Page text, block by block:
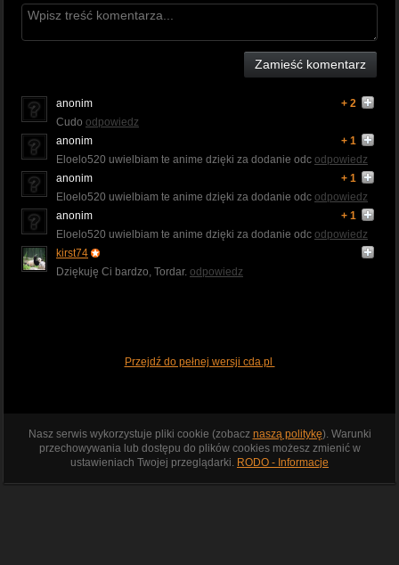
Zamieść komentarz
anonim
+ 2
Cudo odpowiedz
anonim
+ 1
Eloelo520 uwielbiam te anime dzięki za dodanie odc odpowiedz
anonim
+ 1
Eloelo520 uwielbiam te anime dzięki za dodanie odc odpowiedz
anonim
+ 1
Eloelo520 uwielbiam te anime dzięki za dodanie odc odpowiedz
kirst74
Dziękuję Ci bardzo, Tordar. odpowiedz
Przejdź do pełnej wersji cda.pl
Nasz serwis wykorzystuje pliki cookie (zobacz naszą politykę). Warunki
przechowywania lub dostępu do plików cookies możesz zmienić w
ustawieniach Twojej przeglądarki. RODO - Informacje